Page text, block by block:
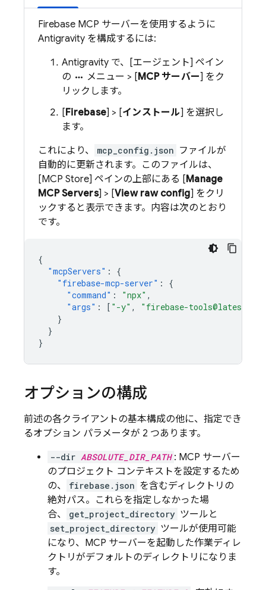
Firebase MCP サーバーを使用するように
Antigravity を構成するには:
Antigravity で、[エージェント] ペイン
の more_horiz メニュー > [MCP サーバー] をク
リックします。
[Firebase] > [インストール] を選択し
ます。
これにより、
mcp_config.json ファイルが
自動的に更新されます。このファイルは、
[MCP Store] ペインの上部にある [Manage
MCP Servers] > [View raw config] をクリ
ックすると表示できます。内容は次のとおり
です。
{
"mcpServers" :
{
"firebase-mcp-server" :
{
"command" : "npx" ,
"args" : [ "-y" , "firebase-tools@latest"
}
}
}
オプションの構成
前述の各クライアントの基本構成の他に、指定でき
るオプション パラメータが 2 つあります。
--dir ABSOLUTE_DIR_PATH : MCP サーバー
のプロジェクト コンテキストを設定するため
の、
firebase.json を含むディレクトリの
絶対パス。これらを指定しなかった場
合、
get_project_directory ツールと
set_project_directory ツールが使用可能
になり、MCP サーバーを起動した作業ディレ
クトリがデフォルトのディレクトリになりま
す。